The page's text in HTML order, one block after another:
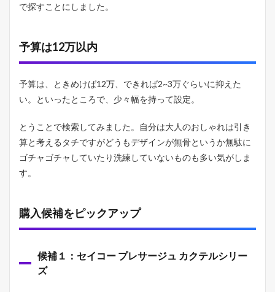
で探すことにしました。
予算は12万以内
予算は、ときめけば12万、できれば2~3万ぐらいに抑えた
い。といったところで、少々幅を持って設定。
とうことで検索してみました。自分は大人のおしゃれは引き
算と考えるタチですがどうもデザインが無骨というか無駄に
ゴチャゴチャしていたり洗練していないものも多い気がしま
す。
購入候補をピックアップ
候補１：セイコー プレサージュ カクテルシリー
ズ